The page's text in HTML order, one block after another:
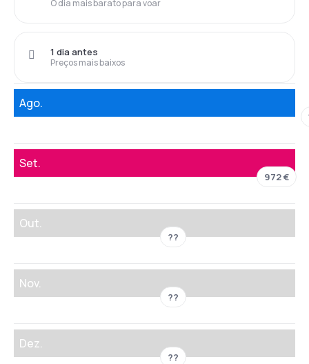
O dia mais barato para voar
Preços mais baixos
1 dia antes
Ago.
Set.
972 €
Out.
??
Nov.
??
Dez.
??